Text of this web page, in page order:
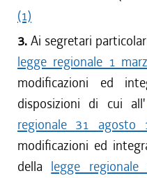
(1)
3. Ai segretari
legge regionale 1
modificazioni ed
disposizioni di cui all'
regionale 31 agosto
modificazioni ed
della legge